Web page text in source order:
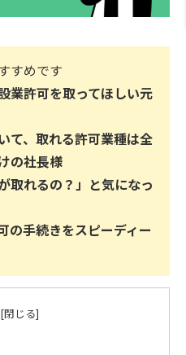
すめです
業許可を取ってほしい元
て、取れる許可業種は全
の社長様
取れるの？」と気になっ
の手続きをスピーディー